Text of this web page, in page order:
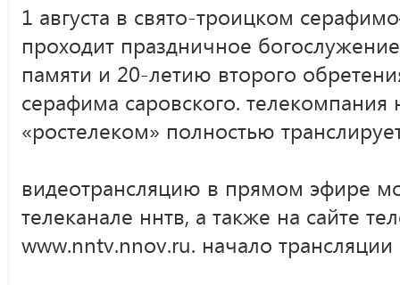
1 августа в свято-троицком
проходит праздничное
памяти и 20-летию второго
серафима саровского.
«ростелеком» полностью
видеотрансляцию в прямом эфире
телеканале ннтв, а также на сайте
www.nntv.nnov.ru. начало трансляции